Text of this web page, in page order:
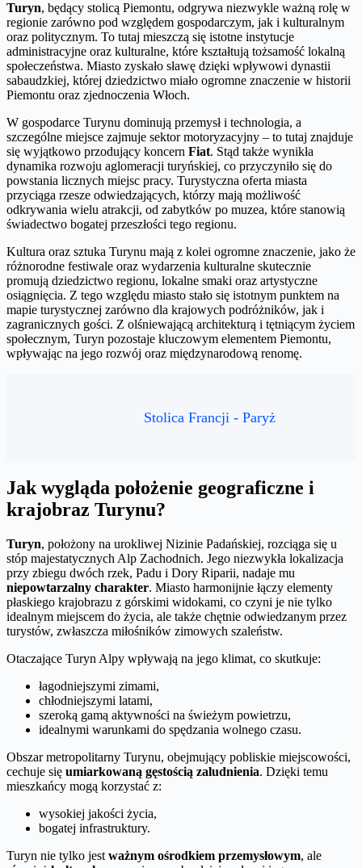
Turyn, będący stolicą Piemontu, odgrywa niezwykle ważną rolę w
regionie zarówno pod względem gospodarczym, jak i kulturalnym
oraz politycznym. To tutaj mieszczą się istotne instytucje
administracyjne oraz kulturalne, które kształtują tożsamość lokalną
społeczeństwa. Miasto zyskało sławę dzięki wpływowi dynastii
sabaudzkiej, której dziedzictwo miało ogromne znaczenie w historii
Piemontu oraz zjednoczenia Włoch.
W gospodarce Turynu dominują przemysł i technologia, a
szczególne miejsce zajmuje sektor motoryzacyjny – to tutaj znajduje
się wyjątkowo przodujący koncern Fiat. Stąd także wynikła
dynamika rozwoju aglomeracji turyńskiej, co przyczyniło się do
powstania licznych miejsc pracy. Turystyczna oferta miasta
przyciąga rzesze odwiedzających, którzy mają możliwość
odkrywania wielu atrakcji, od zabytków po muzea, które stanowią
świadectwo bogatej przeszłości tego regionu.
Kultura oraz sztuka Turynu mają z kolei ogromne znaczenie, jako że
różnorodne festiwale oraz wydarzenia kulturalne skutecznie
promują dziedzictwo regionu, lokalne smaki oraz artystyczne
osiągnięcia. Z tego względu miasto stało się istotnym punktem na
mapie turystycznej zarówno dla krajowych podróżników, jak i
zagranicznych gości. Z olśniewającą architekturą i tętniącym życiem
społecznym, Turyn pozostaje kluczowym elementem Piemontu,
wpływając na jego rozwój oraz międzynarodową renomę.
Stolica Francji - Paryż
Jak wygląda położenie geograficzne i
krajobraz Turynu?
Turyn, położony na urokliwej Nizinie Padańskiej, rozciąga się u
stóp majestatycznych Alp Zachodnich. Jego niezwykła lokalizacja
przy zbiegu dwóch rzek, Padu i Dory Riparii, nadaje mu
niepowtarzalny charakter. Miasto harmonijnie łączy elementy
płaskiego krajobrazu z górskimi widokami, co czyni je nie tylko
idealnym miejscem do życia, ale także chętnie odwiedzanym przez
turystów, zwłaszcza miłośników zimowych szaleństw.
Otaczające Turyn Alpy wpływają na jego klimat, co skutkuje:
łagodniejszymi zimami,
chłodniejszymi latami,
szeroką gamą aktywności na świeżym powietrzu,
idealnymi warunkami do spędzania wolnego czasu.
Obszar metropolitarny Turynu, obejmujący pobliskie miejscowości,
cechuje się umiarkowaną gęstością zaludnienia. Dzięki temu
mieszkańcy mogą korzystać z:
wysokiej jakości życia,
bogatej infrastruktury.
Turyn nie tylko jest ważnym ośrodkiem przemysłowym, ale